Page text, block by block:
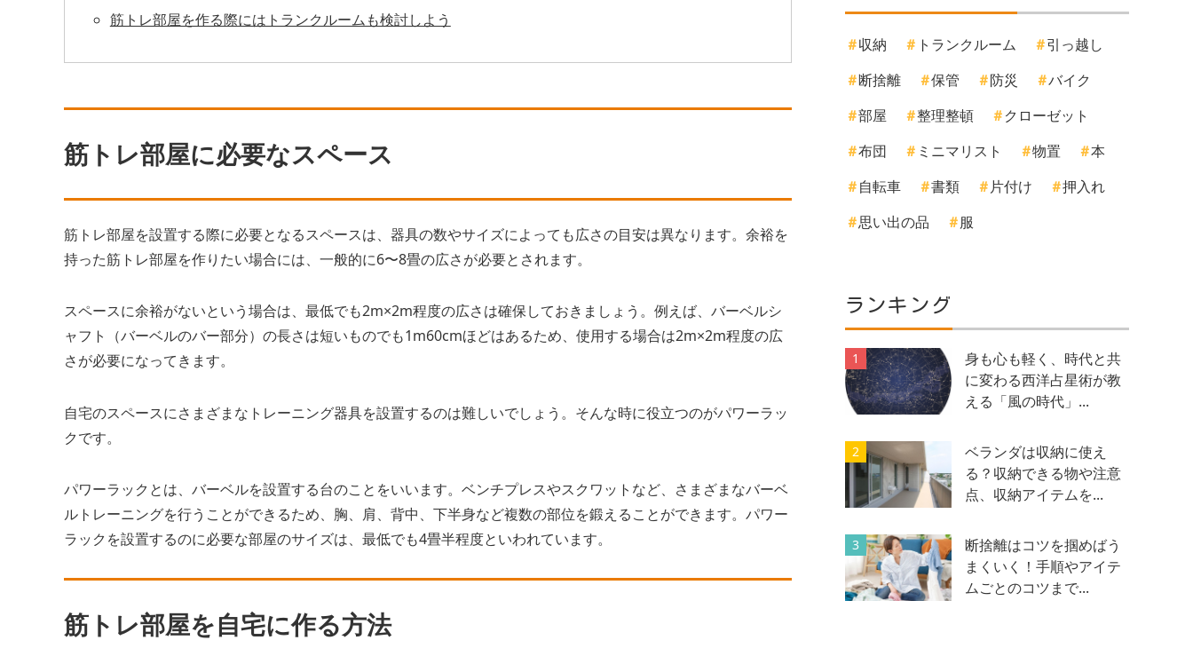
筋トレ部屋を作る際にはトランクルームも検討しよう
筋トレ部屋に必要なスペース
筋トレ部屋を設置する際に必要となるスペースは、器具の数やサイズによっても広さの目安は異なります。余裕を
持った筋トレ部屋を作りたい場合には、一般的に6〜8畳の広さが必要とされます。
スペースに余裕がないという場合は、最低でも2m×2m程度の広さは確保しておきましょう。例えば、バーベルシ
ャフト（バーベルのバー部分）の長さは短いものでも1m60cmほどはあるため、使用する場合は2m×2m程度の広
さが必要になってきます。
自宅のスペースにさまざまなトレーニング器具を設置するのは難しいでしょう。そんな時に役立つのがパワーラッ
クです。
パワーラックとは、バーベルを設置する台のことをいいます。ベンチプレスやスクワットなど、さまざまなバーベ
ルトレーニングを行うことができるため、胸、肩、背中、下半身など複数の部位を鍛えることができます。パワー
ラックを設置するのに必要な部屋のサイズは、最低でも4畳半程度といわれています。
筋トレ部屋を自宅に作る方法
収納 トランクルーム
引っ越し
断捨離
保管 防災
バイク
部屋
整理整頓
クローゼット
布団
ミニマリスト 物置
本
自転車
書類 片付け
押入れ
思い出の品
服
ランキング
1
身も心も軽く、時代と共
に変わる西洋占星術が教
える「風の時代」...
2
ベランダは収納に使え
る？収納できる物や注意
点、収納アイテムを...
3
断捨離はコツを掴めばう
まくいく！手順やアイテ
ムごとのコツまで...